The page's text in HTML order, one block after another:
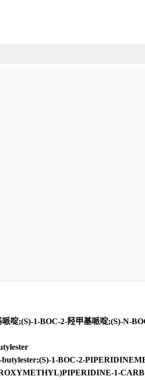
啶;(S)-1-BOC-2-羟甲基哌啶;(S)-N-
butylester;(S)-1-BOC-2-
1-